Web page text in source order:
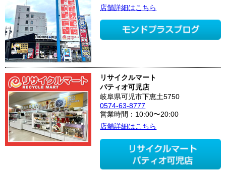
店舗詳細はこちら
リサイクルマート
パティオ可児店
岐阜県可児市下恵土5750
0574-63-8777
営業時間：10:00〜20:00
店舗詳細はこちら